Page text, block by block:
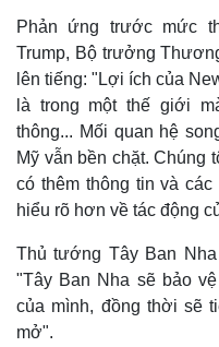
Kinh tế
Bất động sản
Khởi nghiệp
Phản ứng trước mức
Trump, Bộ trưởng
lên tiếng: "Lợi ích của
là trong một thế giới
thông... Mối quan hệ
Mỹ vẫn bền chặt. Chúng
có thêm thông tin và
hiểu rõ hơn về tác động
Thủ tướng Tây Ban
"Tây Ban Nha sẽ bảo
của mình, đồng thời sẽ
mở".